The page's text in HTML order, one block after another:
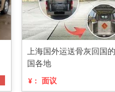
上海国外运送骨灰回国
国各地
¥： 面议